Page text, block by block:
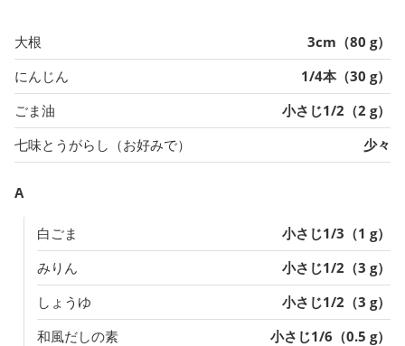
大根
3cm（80 g）
にんじん
1/4本（30 g）
ごま油
小さじ1/2（2 g）
七味とうがらし（お好みで）
少々
A
白ごま
小さじ1/3（1 g）
みりん
小さじ1/2（3 g）
しょうゆ
小さじ1/2（3 g）
和風だしの素
小さじ1/6（0.5 g）